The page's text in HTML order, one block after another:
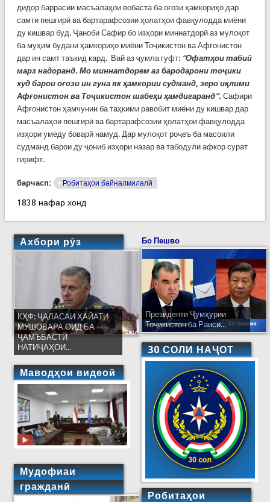
дидор баррасии масъалаҳои вобаста ба оғози ҳамкориҳо дар
самти пешгирӣ ва бартарафсозии ҳолатҳои фавқулодда миёни
ду кишвар буд. Ҷаноби Сафир бо изҳори миннатдорӣ аз мулоқот
ба муҳим будани ҳамкориҳо миёни Тоҷикистон ва Афғонистон
дар ин самт таъкид кард. Вай аз ҷумла гуфт: “Офатҳои табиӣ
марз надоранд. Мо миннатдорем аз бародарони тоҷики
худ барои оғози ин гуна як ҳамкории судманд, зеро иқлими
Афғонистон ва Тоҷикистон шабеҳи ҳамдигаранд”. Сафири
Афғонистон ҳамчунин ба таҳкими равобит миёни ду кишвар дар
масъалаҳои пешгирӣ ва бартарафсозии ҳолатҳои фавқулодда
изҳори умеду боварӣ намуд. Дар мулоқот роҷеъ ба масоили
судманд барои ду ҷониб изҳори назар ва табодули афкор сурат
гирифт.
барчасп: Робитаҳои байналмилалӣ
1838 нафар хонд
Ахбори рӯз
КҲФ: ҶАЛАСАИ ҲАЙАТИ
МУШОВАРА ОИД БА
ҶАМЪБАСТИ
НАТИҶАҲОИ...
Маводҳои видеоӣ
Мудофиаи
гражданӣ
Бо Пешво
Президенти Ҷумҳурии
Тоҷикистон ба Раиси...
30 СОЛИ НАҶОТ
Робитаҳои